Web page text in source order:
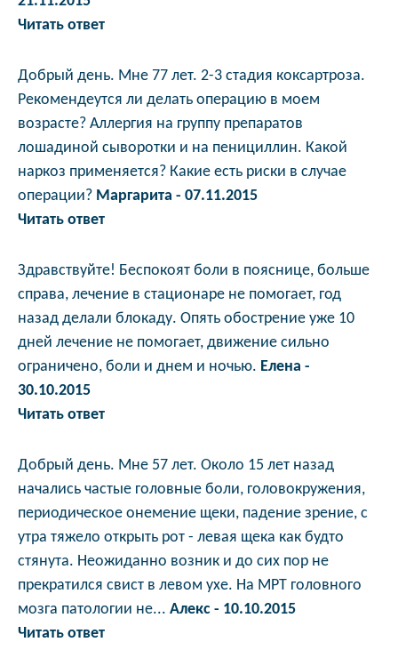
Читать ответ
Добрый день. Мне 77 лет. 2-3 стадия коксартроза.
Рекомендеутся ли делать операцию в моем
возрасте? Аллергия на группу препаратов
лошадиной сыворотки и на пенициллин. Какой
наркоз применяется? Какие есть риски в случае
операции? Маргарита - 07.11.2015
Читать ответ
Здравствуйте! Беспокоят боли в пояснице, больше
справа, лечение в стационаре не помогает, год
назад делали блокаду. Опять обострение уже 10
дней лечение не помогает, движение сильно
ограничено, боли и днем и ночью. Елена -
30.10.2015
Читать ответ
Добрый день. Мне 57 лет. Около 15 лет назад
начались частые головные боли, головокружения,
периодическое онемение щеки, падение зрение, с
утра тяжело открыть рот - левая щека как будто
стянута. Неожиданно возник и до сих пор не
прекратился свист в левом ухе. На МРТ головного
мозга патологии не... Алекс - 10.10.2015
Читать ответ